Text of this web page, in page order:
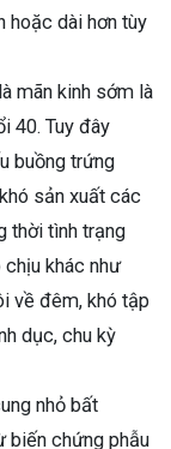
hoặc dài hơn tùy
mãn kinh sớm là
40. Tuy đây
buồng trứng
sản xuất các
thời tình trạng
khác như
về đêm, khó tập
dục, chu kỳ
nhỏ bất
biến chứng phẫu